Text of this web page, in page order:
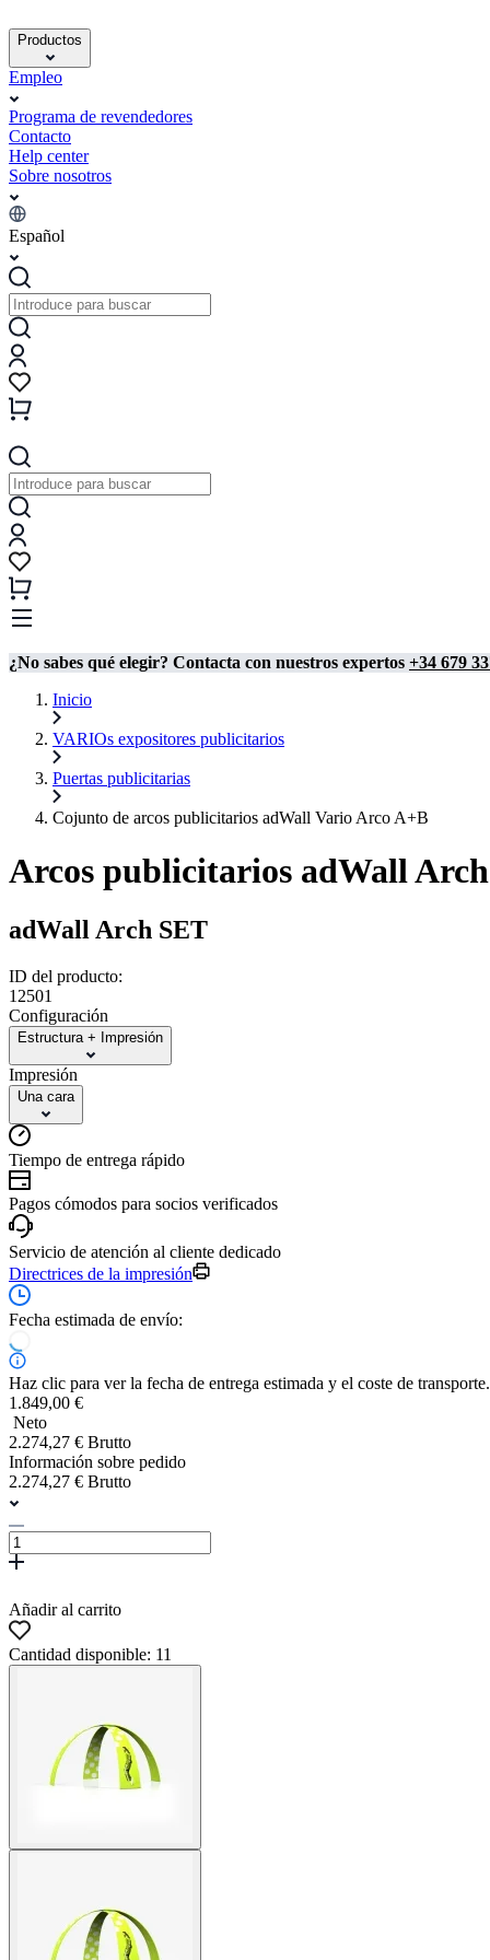
Productos
Empleo
Programa de revendedores
Contacto
Help center
Sobre nosotros
Español
¿No sabes qué elegir? Contacta con nuestros expertos +34 679
Inicio
VARIOs expositores publicitarios
Puertas publicitarias
Cojunto de arcos publicitarios adWall Vario Arco A+B
Arcos publicitarios adWall
adWall Arch SET
ID del producto:
12501
Configuración
Estructura + Impresión
Impresión
Una cara
Tiempo de entrega rápido
Pagos cómodos para socios verificados
Servicio de atención al cliente dedicado
Directrices de la impresión
Fecha estimada de envío:
Haz clic para ver la fecha de entrega estimada y el coste de transporte.
1.849,00 €
Neto
2.274,27 € Brutto
Información sobre pedido
2.274,27 € Brutto
Añadir al carrito
Cantidad disponible: 11